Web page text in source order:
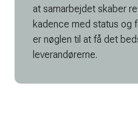
at samarbejdet skaber
kadence med status og
er nøglen til at få det
leverandørerne.